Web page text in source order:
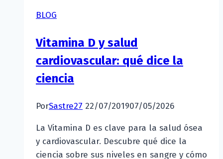
BLOG
Vitamina D y salud
cardiovascular: qué dice la
ciencia
PorSastre27 22/07/201907/05/2026
La Vitamina D es clave para la salud ósea
y cardiovascular. Descubre qué dice la
ciencia sobre sus niveles en sangre y cómo